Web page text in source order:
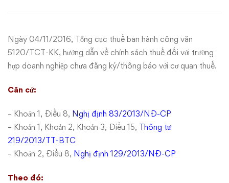
thuế
về
tài
khoản
ngân
hàng
vẫn
Ngày 04/11/2016, Tổng cục thuế ban hành công văn
5120/TCT-KK, hướng dẫn về chính sách thuế đối với trường
hợp doanh nghiệp chưa đăng ký/thông báo với cơ quan thuế.
Căn cứ:
– Khoản 1, Điều 8, Nghị định 83/2013/NĐ-CP
– Khoản 1, Khoản 2, Khoản 3, Điều 15, Thông tư
219/2013/TT-BTC
– Khoản 2, Điều 8, Nghị định 129/2013/NĐ-CP
Theo đó: